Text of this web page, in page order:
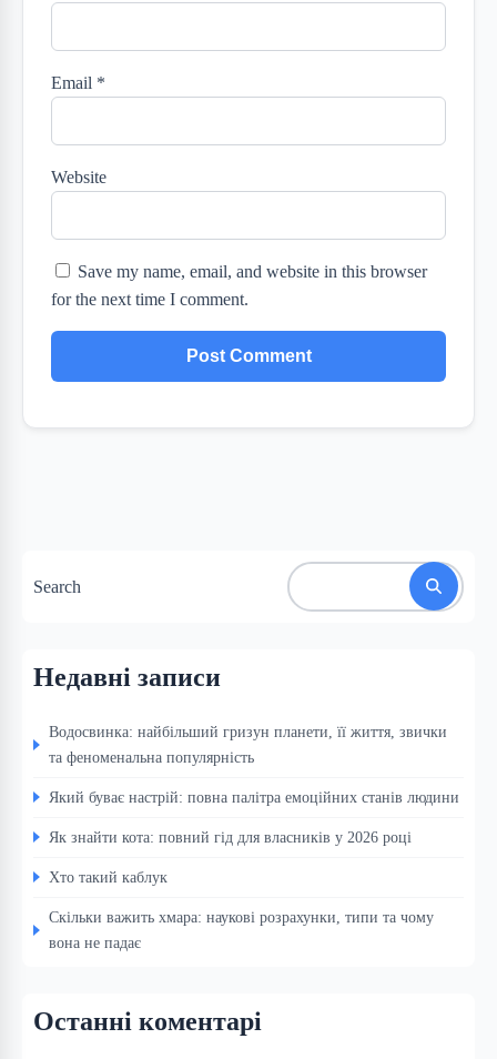
Email *
Website
Save my name, email, and website in this browser
for the next time I comment.
Search
Недавні записи
Водосвинка: найбільший гризун планети, її життя, звички
та феноменальна популярність
Який буває настрій: повна палітра емоційних станів людини
Як знайти кота: повний гід для власників у 2026 році
Хто такий каблук
Скільки важить хмара: наукові розрахунки, типи та чому
вона не падає
Останні коментарі